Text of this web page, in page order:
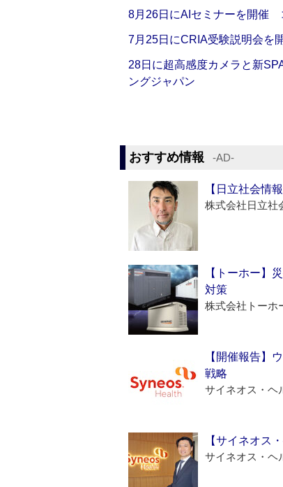
8月26日にAIセミナーを開催
7月25日にCRIA受験説明会
28日に超高感度カメラと新
ングジャパン
おすすめ情報 ‐AD‐
【日立社会情
株式会社日立社
【トーホー】
対策
株式会社トーホ
【開催報告】
戦略
サイネオス・ヘ
【サイネオス
サイネオス・ヘ